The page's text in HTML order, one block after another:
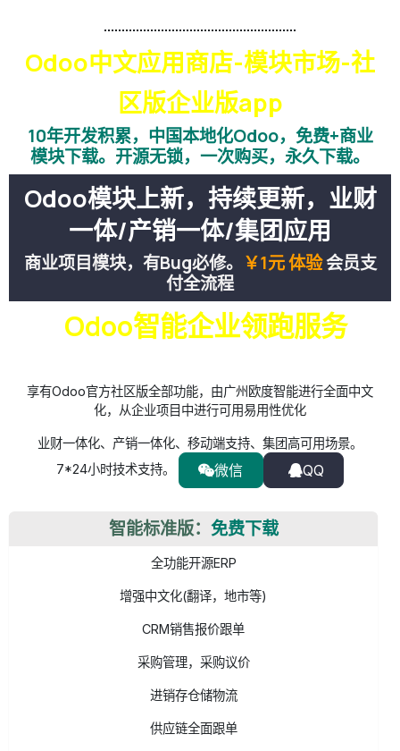
Odoo中文应用商店-模块市场-社
区版企业版app
10年开发积累，中国本地化Odoo，免费+商业
模块下载。开源无锁，一次购买，永久下载。
Odoo模块上新，持续更新，业财
一体/产销一体/集团应用
商业项目模块，有Bug必修。 ￥1元 体验会员支
付全流程
Odoo智能企业领跑服务
享有Odoo官方社区版全部功能，由广州欧度智能进行全面中文
化，从企业项目中进行可用易用性优化
业财一体化、产销一体化、移动端支持、集团高可用场景。
7*24小时技术支持。
微信 QQ
智能标准版： 免费下载
全功能开源ERP
增强中文化(翻译，地市等)
CRM销售报价跟单
采购管理，采购议价
进销存仓储物流
供应链全面跟单